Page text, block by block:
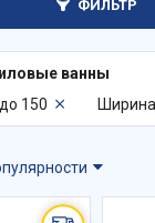
ФИЛЬТР
ванны
150